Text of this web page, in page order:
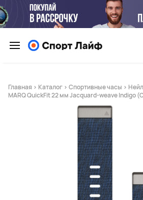
Главная > Каталог > Спортивные часы >
MARQ QuickFit 22 мм Jacquard-weave Indigo